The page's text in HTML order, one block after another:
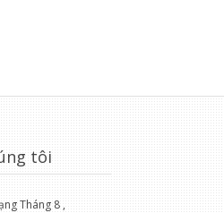
tôi
Tháng 8 ,